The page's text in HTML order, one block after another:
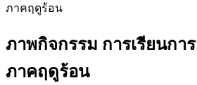
ภาคฤดูร้อน
ภาพกิจกรรม การเรียนกา
ภาคฤดูร้อน